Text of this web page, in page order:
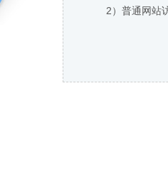
2）普通网站